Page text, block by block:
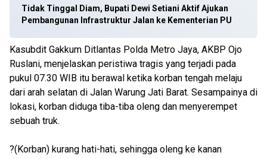
Tidak Tinggal Diam, Bupati Dewi Setiani Aktif Ajukan
Pembangunan Infrastruktur Jalan ke Kementerian PU
Kasubdit Gakkum Ditlantas Polda Metro Jaya, AKBP Ojo
Ruslani, menjelaskan peristiwa tragis yang terjadi pada
pukul 07.30 WIB itu berawal ketika korban tengah melaju
dari arah selatan di Jalan Warung Jati Barat. Sesampainya di
lokasi, korban diduga tiba-tiba oleng dan menyerempet
sebuah truk.
?(Korban) kurang hati-hati, sehingga oleng ke kanan